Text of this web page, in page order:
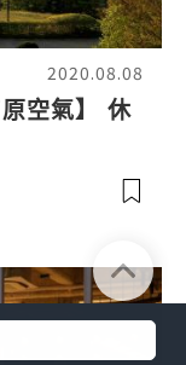
2020.08.08
空氣】 休